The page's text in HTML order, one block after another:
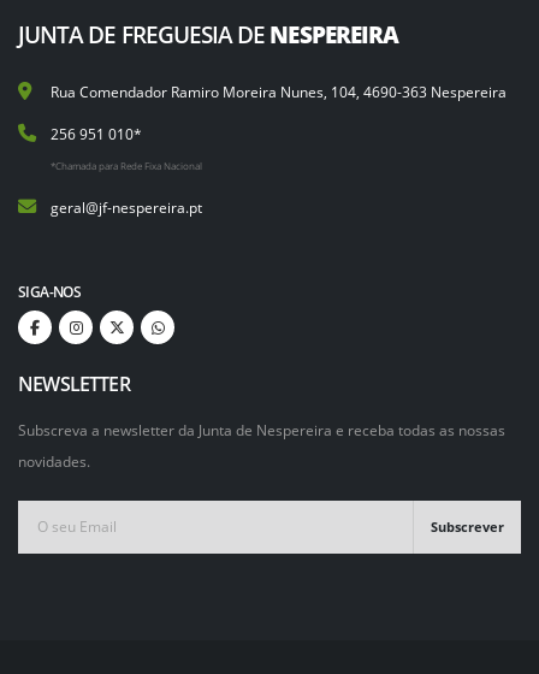
JUNTA DE FREGUESIA DE NESPEREIRA
Rua Comendador Ramiro Moreira Nunes, 104, 4690-363 Nespereira
256 951 010*
*Chamada para Rede Fixa Nacional
geral@jf-nespereira.pt
SIGA-NOS
NEWSLETTER
Subscreva a newsletter da Junta de Nespereira e receba todas as nossas
novidades.
Subscrever